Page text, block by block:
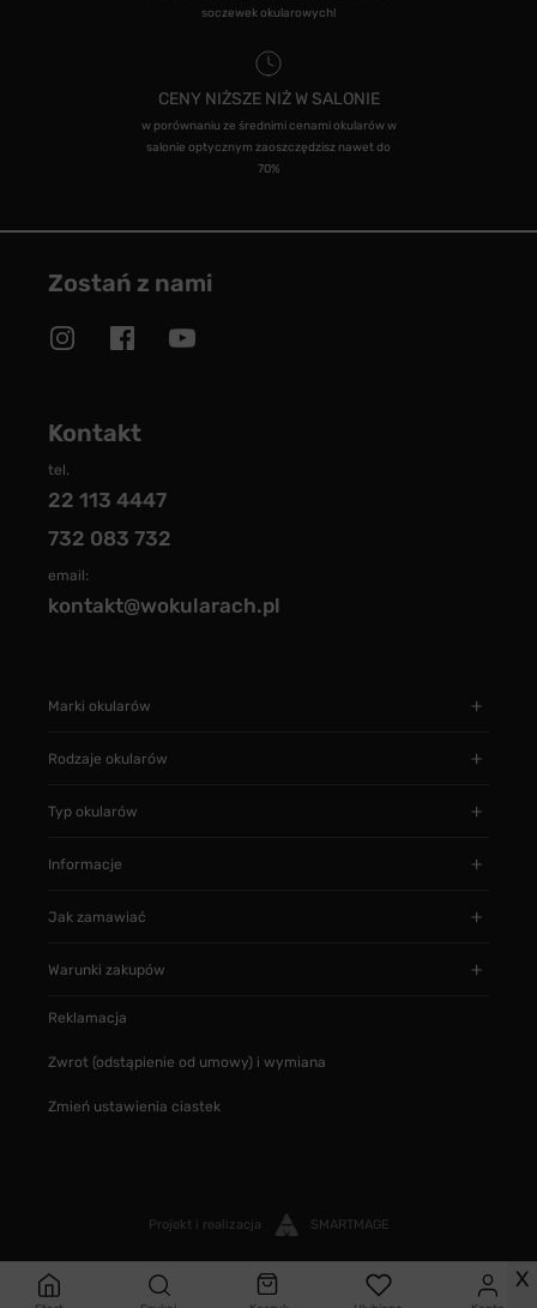
soczewek okularowych!
CENY NIŻSZE NIŻ W SALONIE
w porównaniu ze średnimi cenami okularów w
salonie optycznym zaoszczędzisz nawet do
70%
Zostań z nami
Kontakt
tel.
22 113 4447
732 083 732
email:
kontakt@wokularach.pl
Marki okularów
Rodzaje okularów
Typ okularów
Informacje
Jak zamawiać
Warunki zakupów
Reklamacja
Zwrot (odstąpienie od umowy) i wymiana
Zmień ustawienia ciastek
Projekt i realizacja SMARTMAGE
X